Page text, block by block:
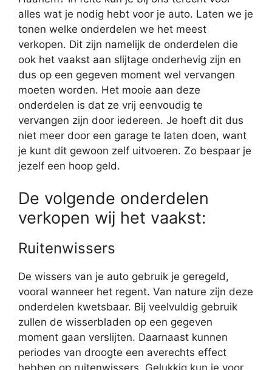
alles wat je nodig hebt voor je auto. Laten we je
tonen welke onderdelen we het meest
verkopen. Dit zijn namelijk de onderdelen die
ook het vaakst aan slijtage onderhevig zijn en
dus op een gegeven moment wel vervangen
moeten worden. Het mooie aan deze
onderdelen is dat ze vrij eenvoudig te
vervangen zijn door iedereen. Je hoeft dit dus
niet meer door een garage te laten doen, want
je kunt dit gewoon zelf uitvoeren. Zo bespaar je
jezelf een hoop geld.
De volgende onderdelen
verkopen wij het vaakst:
Ruitenwissers
De wissers van je auto gebruik je geregeld,
vooral wanneer het regent. Van nature zijn deze
onderdelen kwetsbaar. Bij veelvuldig gebruik
zullen de wisserbladen op een gegeven
moment gaan verslijten. Daarnaast kunnen
periodes van droogte een averechts effect